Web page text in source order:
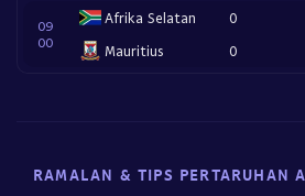
09
00
Afrika Selatan
Mauritius
0
0
RAMALAN & TIPS PERTARUHAN